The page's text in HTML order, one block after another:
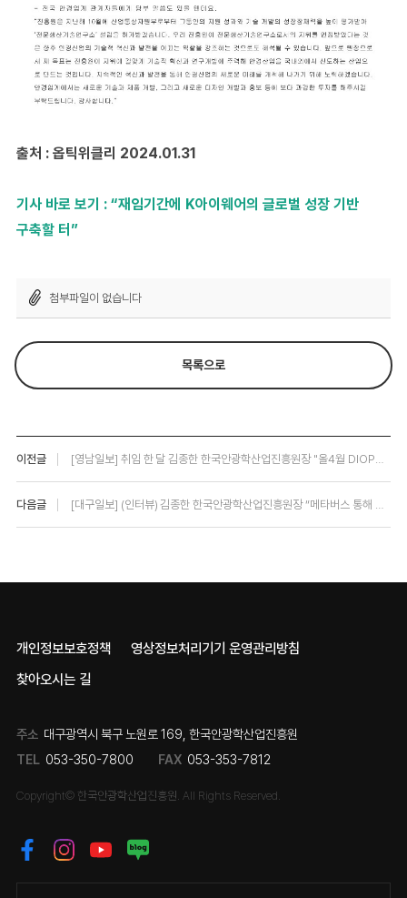
출처 : 옵틱위클리 2024.01.31
기사 바로 보기 : “재임기간에 K아이웨어의 글로벌 성장 기반
구축할 터”
첨부파일이 없습니다
목록으로
이전글 [영남일보] 취임 한 달 김종한 한국안광학산업진흥원장 "올4월 DIOPS 내실있게 준비…대구 안경을 신성장 산업으로"
다음글 [대구일보] (인터뷰) 김종한 한국안광학산업진흥원장 “메타버스 통해 첨단융복합 안광학산업으로 도약”
개인정보보호정책
영상정보처리기기 운영관리방침
찾아오시는 길
주소 대구광역시 북구 노원로 169, 한국안광학산업진흥원
TEL 053-350-7800 FAX 053-353-7812
Copyright© 한국안광학산업진흥원. All Rights Reserved.